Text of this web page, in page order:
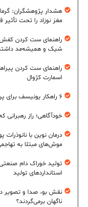
هشدار پژوهشگران:
مغز نوزاد را تحت تأثیر
شیک و همیشه‌مد
راهنمای ست کردن
اسمارت کژوال
۶ راهکار یونیسف برای پرورش عادت‌های غذایی سالم در کودکان
خودآگاهی؛ راز
موش‌های مبتلا به
تولید خوراک دام
استانداردهای تولید
نقش بو، صدا و تصویر
ناگهان برمی‌گردند؟